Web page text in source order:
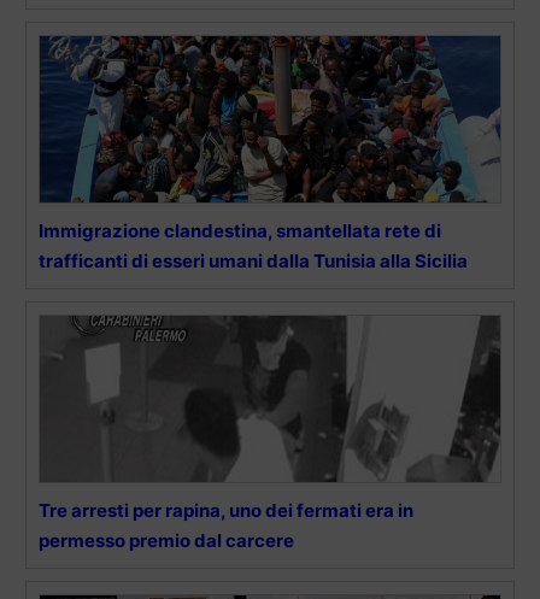
Immigrazione clandestina, smantellata rete di
trafficanti di esseri umani dalla Tunisia alla Sicilia
Tre arresti per rapina, uno dei fermati era in
permesso premio dal carcere